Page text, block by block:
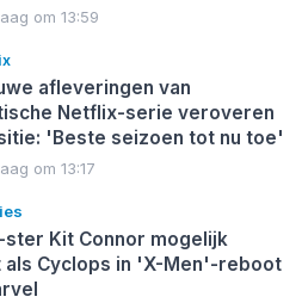
om 13:59
afleveringen van
Netflix-serie veroveren
'Beste seizoen tot nu toe'
om 13:17
Kit Connor mogelijk
als Cyclops in 'X-Men'-reboot